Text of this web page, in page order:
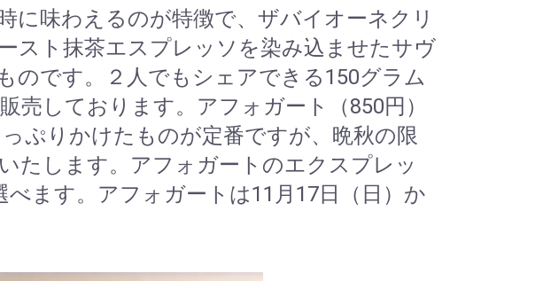
に味わえるのが特徴で、ザバイオーネクリ
スト抹茶エスプレッソを染み込ませたサヴ
のです。２人でもシェアできる150グラム
売しております。アフォガート（850円）
ぷりかけたものが定番ですが、晩秋の限
たします。アフォガートのエクスプレッ
ます。アフォガートは11月17日（日）か